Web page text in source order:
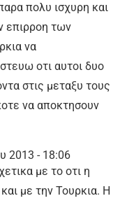
πολυ ισχυρη και
επιρροη των
να
οτι αυτοι δυο
στις μεταξυ τους
να αποκτησουν
2013 - 18:06
με το οτι η
με την Τουρκια. Η